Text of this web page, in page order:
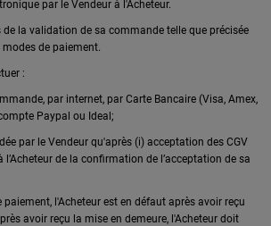
par le Vendeur à l'Acheteur.
de la validation de sa commande telle que précisée
de paiement.
:
par internet, par Carte Bancaire (Visa, Amex,
Paypal ou Ideal;
par le Vendeur qu'après (i) acceptation des CGV
l’Acheteur de la confirmation de l’acceptation de sa
paiement, l'Acheteur est en défaut après avoir reçu
avoir reçu la mise en demeure, l'Acheteur doit